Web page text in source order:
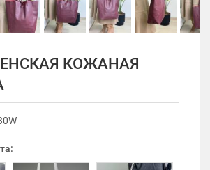
КОЖАНАЯ